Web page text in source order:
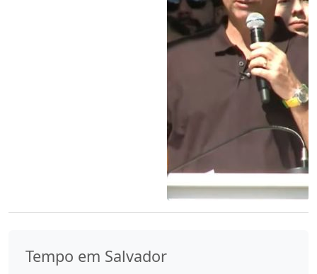
Tempo em Salvador